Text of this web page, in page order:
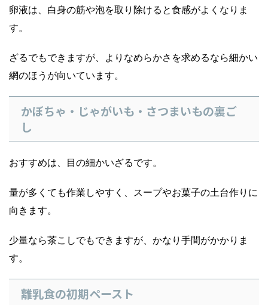
卵液は、白身の筋や泡を取り除けると食感がよくなりま
す。
ざるでもできますが、よりなめらかさを求めるなら細かい
網のほうが向いています。
かぼちゃ・じゃがいも・さつまいもの裏ご
し
おすすめは、目の細かいざるです。
量が多くても作業しやすく、スープやお菓子の土台作りに
向きます。
少量なら茶こしでもできますが、かなり手間がかかりま
す。
離乳食の初期ペースト